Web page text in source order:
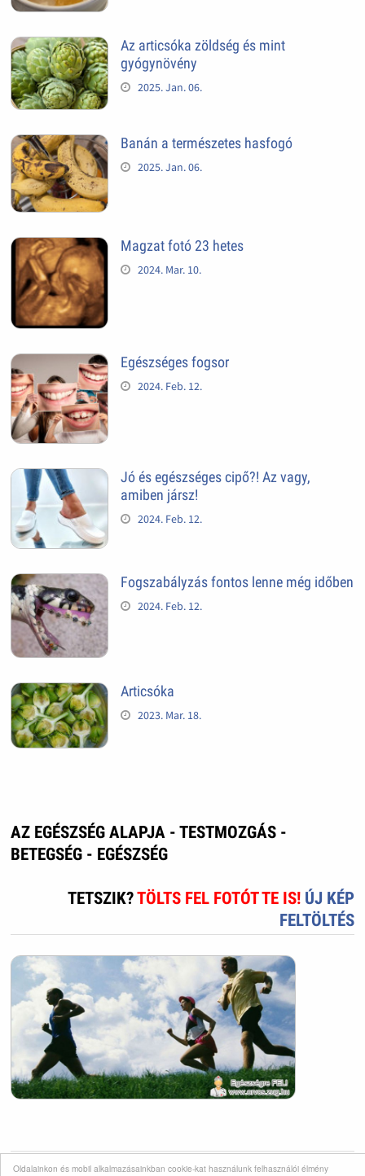
Oldalainkon és mobil alkalmazásainkban cookie-kat használunk felhasználói élmény
Az articsóka zöldség és mint
gyógynövény
2025. Jan. 06.
Banán a természetes hasfogó
2025. Jan. 06.
Magzat fotó 23 hetes
2024. Mar. 10.
Egészséges fogsor
2024. Feb. 12.
Jó és egészséges cipő?! Az vagy,
amiben jársz!
2024. Feb. 12.
Fogszabályzás fontos lenne még időben
2024. Feb. 12.
Articsóka
2023. Mar. 18.
AZ EGÉSZSÉG ALAPJA - TESTMOZGÁS -
BETEGSÉG - EGÉSZSÉG
TETSZIK?TÖLTS FEL FOTÓT TE IS! ÚJ KÉP
FELTÖLTÉS